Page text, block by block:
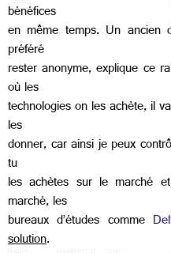
bénéfices
en même temps. Un ancien
préféré
rester anonyme, explique ce
où les
technologies on les achète, il
les
donner, car ainsi je peux
tu
les achètes sur le marché
marché, les
bureaux d’études comme
solution.